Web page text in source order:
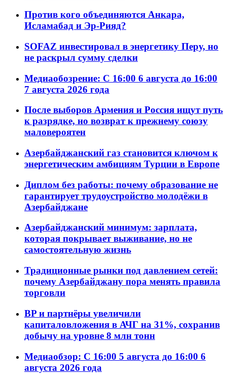
Против кого объединяются Анкара,
Исламабад и Эр-Рияд?
SOFAZ инвестировал в энергетику Перу, но
не раскрыл сумму сделки
Медиаобозрение: С 16:00 6 августа до 16:00
7 августа 2026 года
После выборов Армения и Россия ищут путь
к разрядке, но возврат к прежнему союзу
маловероятен
Азербайджанский газ становится ключом к
энергетическим амбициям Турции в Европе
Диплом без работы: почему образование не
гарантирует трудоустройство молодёжи в
Азербайджане
Азербайджанский минимум: зарплата,
которая покрывает выживание, но не
самостоятельную жизнь
Традиционные рынки под давлением сетей:
почему Азербайджану пора менять правила
торговли
BP и партнёры увеличили
капиталовложения в АЧГ на 31%, сохранив
добычу на уровне 8 млн тонн
Медиаобзор: С 16:00 5 августа до 16:00 6
августа 2026 года